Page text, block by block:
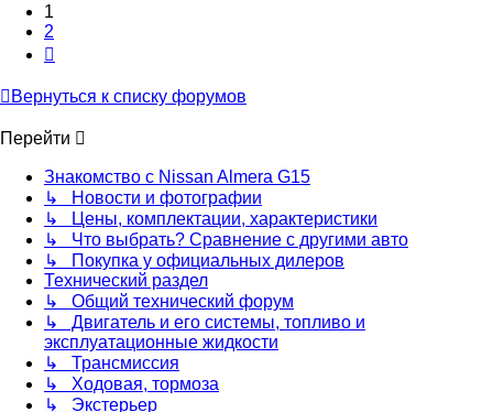
1
2
Вернуться к списку форумов
Перейти
Знакомство с Nissan Almera G15
↳ Новости и фотографии
↳ Цены, комплектации, характеристики
↳ Что выбрать? Сравнение с другими авто
↳ Покупка у официальных дилеров
Технический раздел
↳ Общий технический форум
↳ Двигатель и его системы, топливо и
эксплуатационные жидкости
↳ Трансмиссия
↳ Ходовая, тормоза
↳ Экстерьер